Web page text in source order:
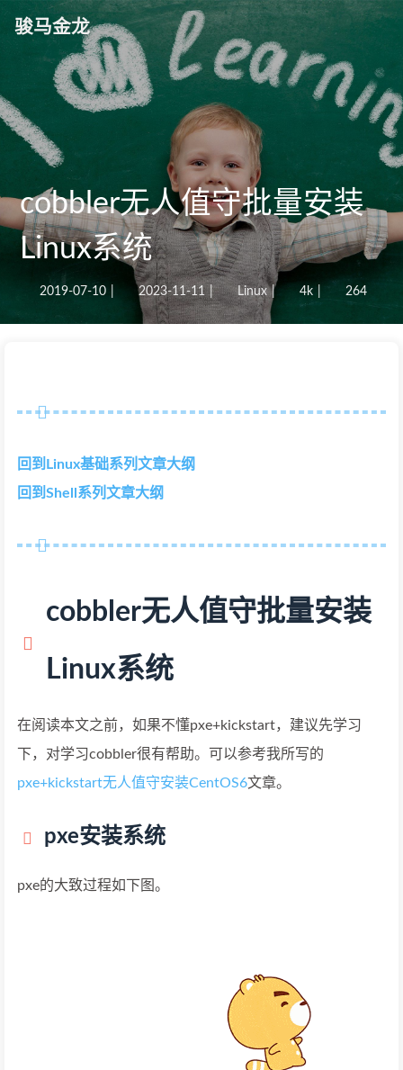
骏马金龙
cobbler无人值守批量安装
Linux系统
2019-07-10 2023-11-11 | Linux | 4k 264
回到Linux基础系列文章大纲
回到Shell系列文章大纲
cobbler无人值守批量安装
Linux系统
在阅读本文之前，如果不懂pxe+kickstart，建议先学习
下，对学习cobbler很有帮助。可以参考我所写的
pxe+kickstart无人值守安装CentOS6文章。
pxe安装系统
pxe的大致过程如下图。